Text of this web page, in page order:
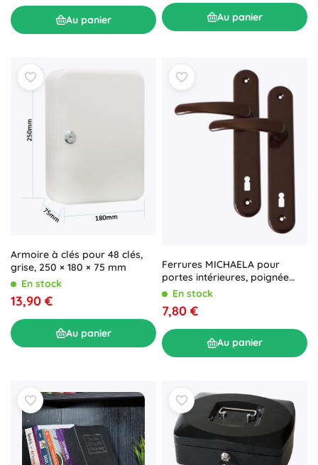
Au panier Au panier
Armoire à clés pour 48 clés,
grise, 250 × 180 × 75 mm
En stock
13,90 €
Au panier
Ferrures MICHAELA pour
portes intérieures, poignée
avec clé, marron
En stock
7,80 €
Au panier